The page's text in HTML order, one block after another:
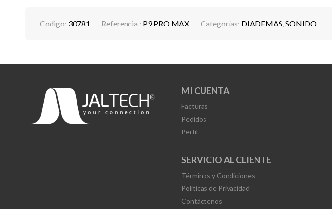
Codigo: 30781 Referencia : P9 PRO MAX Categorías: DIADEMAS,SONIDO
MI CUENTA
Facturas
Pedidos
Perfil
SERVICIO AL CLIENTE
Términos y Condiciones
Políticas de Privacidad
Contáctenos